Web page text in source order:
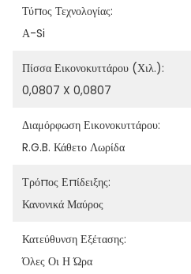
Τύπος Τεχνολογίας:
Α-Si
Πίσσα Εικονοκυττάρου (χιλ.):
0,0807 X 0,0807
Διαμόρφωση Εικονοκυττάρου:
R.G.B. Κάθετο Λωρίδα
Τρόπος Επίδειξης:
Κανονικά Μαύρος
Κατεύθυνση Εξέτασης:
Όλες Οι Η Ώρα